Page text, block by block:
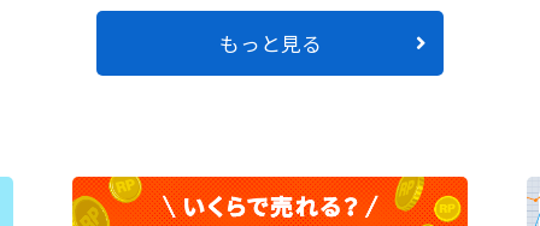
もっと見る